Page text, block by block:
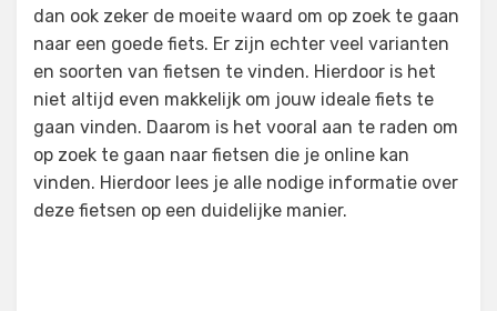
dan ook zeker de moeite waard om op zoek te gaan
naar een goede fiets. Er zijn echter veel varianten
en soorten van fietsen te vinden. Hierdoor is het
niet altijd even makkelijk om jouw ideale fiets te
gaan vinden. Daarom is het vooral aan te raden om
op zoek te gaan naar fietsen die je online kan
vinden. Hierdoor lees je alle nodige informatie over
deze fietsen op een duidelijke manier.